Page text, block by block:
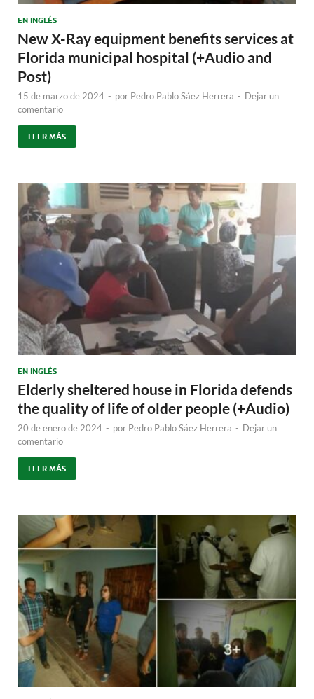
EN INGLÉS
New X-Ray equipment benefits services at
Florida municipal hospital (+Audio and
Post)
15 de marzo de 2024 - por Pedro Pablo Sáez Herrera - Dejar un
comentario
LEER MÁS
EN INGLÉS
Elderly sheltered house in Florida defends
the quality of life of older people (+Audio)
20 de enero de 2024 - por Pedro Pablo Sáez Herrera - Dejar un
comentario
LEER MÁS